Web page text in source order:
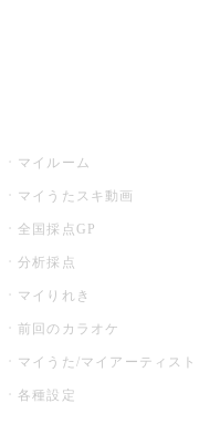
マイルーム
マイうたスキ動画
全国採点GP
分析採点
マイりれき
前回のカラオケ
マイうた/マイアーティスト
各種設定